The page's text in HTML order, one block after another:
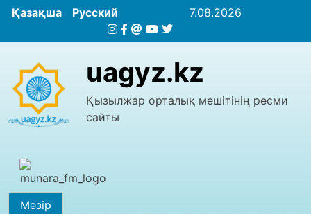
Қазақша Русский 7.08.2026
uagyz.kz
Қызылжар орталық мешітінің ресми
сайты
Мәзір